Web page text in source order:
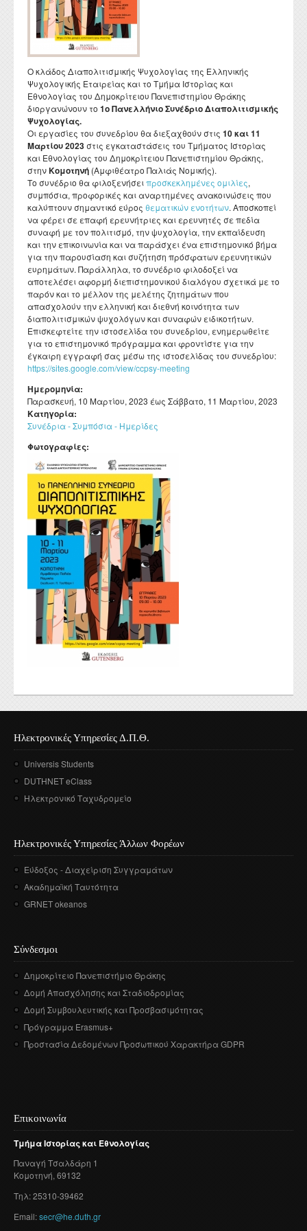
Διατελέσαντες Πρόεδροι
Ομότιμοι Καθηγητές
Διατελέσαντα μέλη ΔΕΠ
Επίτιμοι Καθηγητές
Επίτιμοι Διδάκτορες
Οδηγός σπουδών προπτυχιακού προγράμματος
Διάρκεια φοίτησης
Τοπική Ιστορία, Πολιτισμός και Προστασία της
Αρχιτεκτονικής Κληρονομιάς: Διεπιστημονικές
Προσεγγίσεις και Ψηφιακές Εφαρμογές
Πολιτισμικές Σπουδές: Νέος Ελληνισμός και Βαλκάνια
Ωρολόγιο Πρόγραμμα
Πρόγραμμα Εξεταστικής
Σύμβουλος σπουδών
ΔΟΑΤΑΠ
Εργαστήριο Νεότερης και Σύγχρονης Ιστορίας
Εργαστήριο Βυζαντινών και Μεταβυζαντινών Ερευνών
Εργαστήριο Τεχνολογίας, Έρευνας και Εφαρμογών στην
Εκπαίδευση
Υγειονομική περίθαλψη
Δομή Συμβουλευτικής και Προσβασιμότητας
Σύλλογος αποφοίτων
Συνέδρια - Ημερίδες Τμήματος
Δραστηριότητες Τμήματος
Απολογισμοί πεπραγμένων του Τμήματος
Έντυπα
Κανονισμός Προπτυχιακού Προγράμματος Σπουδών
Κανονισμός ακαδημαϊκού συμβούλου σπουδών
Κανονισμός Διδακτορικών Σπουδών
Κανονισμός Εκπόνησης Μεταδιδακτορικής Έρευνας
Κανονισμός Βιβλιοθήκης
Ο θεσμός του "Ακροατή Πανεπιστημιακών Μαθημάτων"
Επικοινωνία
Ο κλάδος Διαπολιτισμικής Ψυχολογίας της Ελληνικής
Ψυχολογικής Εταιρείας και το Τμήμα Ιστορίας και
Εθνολογίας του Δημοκρίτειου Πανεπιστημίου Θράκης
διοργανώνουν το 1ο Πανελλήνιο Συνέδριο Διαπολιτισμικής
Ψυχολογίας.
Οι εργασίες του συνεδρίου θα διεξαχθούν στις 10 και 11
Μαρτίου 2023στις εγκαταστάσεις του Τμήματος Ιστορίας
και Εθνολογίας του Δημοκρίτειου Πανεπιστημίου Θράκης,
στηνΚομοτηνή (Αμφιθέατρο Παλιάς Νομικής).
Το συνέδριο θα φιλοξενήσειπροσκεκλημένες ομιλίες,
συμπόσια, προφορικές και αναρτημένες ανακοινώσεις που
καλύπτουν σημαντικό εύρος θεματικών ενοτήτων. Αποσκοπεί
να φέρει σε επαφή ερευνήτριες και ερευνητές σε πεδία
συναφή με τον πολιτισμό, την ψυχολογία, την εκπαίδευση
και την επικοινωνία και να παράσχει ένα επιστημονικό βήμα
για την παρουσίαση και συζήτηση πρόσφατων ερευνητικών
ευρημάτων. Παράλληλα, το συνέδριο φιλοδοξεί να
αποτελέσει αφορμή διεπιστημονικού διαλόγου σχετικά με το
παρόν και το μέλλον της μελέτης ζητημάτων που
απασχολούν την ελληνική και διεθνή κοινότητα των
διαπολιτισμικών ψυχολόγων και συναφών ειδικοτήτων.
Επισκεφτείτε την ιστοσελίδα του συνεδρίου, ενημερωθείτε
για το επιστημονικό πρόγραμμα και φροντίστε για την
έγκαιρη εγγραφή σας μέσω της ιστοσελίδας του συνεδρίου:
https://sites.google.com/view/ccpsy-meeting
Ημερομηνία:
Παρασκευή, 10 Μαρτίου, 2023 έως Σάββατο, 11 Μαρτίου, 2023
Κατηγορία:
Συνέδρια - Συμπόσια - Ημερίδες
Φωτογραφίες:
Ηλεκτρονικές Υπηρεσίες Δ.Π.Θ.
Universis Students
DUTHNET eClass
Ηλεκτρονικό Ταχυδρομείο
Ηλεκτρονικές Υπηρεσίες Άλλων Φορέων
Εύδοξος - Διαχείριση Συγγραμάτων
Ακαδημαϊκή Ταυτότητα
GRNET okeanos
Σύνδεσμοι
Δημοκρίτειο Πανεπιστήμιο Θράκης
Δομή Απασχόλησης και Σταδιοδρομίας
Δομή Συμβουλευτικής και Προσβασιμότητας
Πρόγραμμα Erasmus+
Προστασία Δεδομένων Προσωπικού Χαρακτήρα GDPR
Επικοινωνία
ΤμήμαΙστορίαςκαι Εθνολογίας
Παναγή Τσαλδάρη 1
Κομοτηνή, 69132
Τηλ: 25310-39462
Email:secr@he.duth.gr